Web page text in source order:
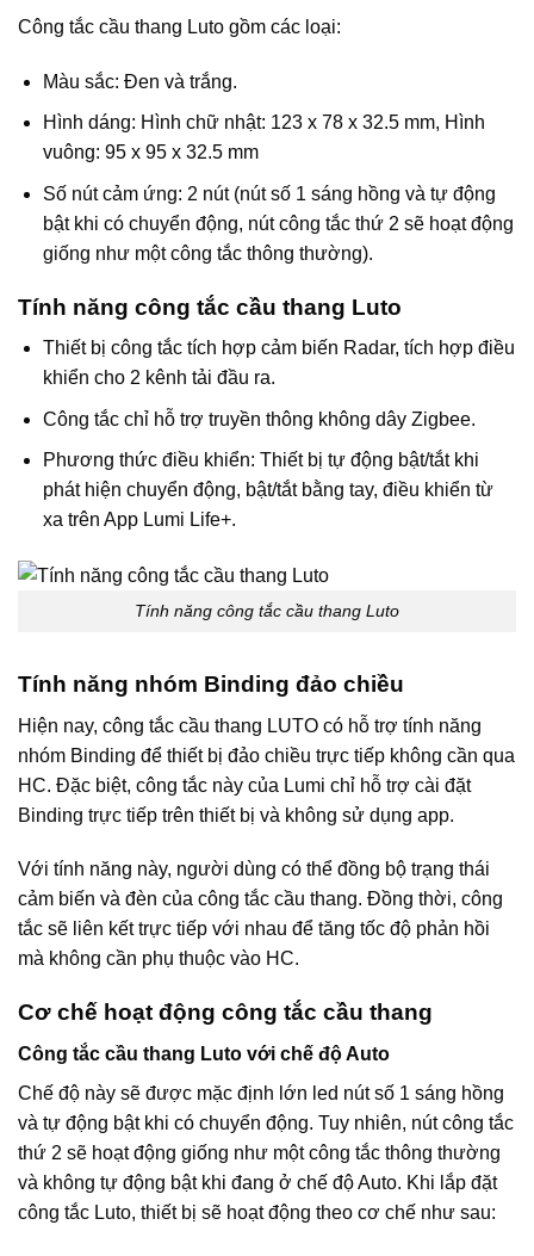
Công tắc cầu thang Luto gồm các loại:
Màu sắc: Đen và trắng.
Hình dáng: Hình chữ nhật: 123 x 78 x 32.5 mm, Hình
vuông: 95 x 95 x 32.5 mm
Số nút cảm ứng: 2 nút (nút số 1 sáng hồng và tự động
bật khi có chuyển động, nút công tắc thứ 2 sẽ hoạt động
giống như một công tắc thông thường).
Tính năng công tắc cầu thang Luto
Thiết bị công tắc tích hợp cảm biến Radar, tích hợp điều
khiển cho 2 kênh tải đầu ra.
Công tắc chỉ hỗ trợ truyền thông không dây Zigbee.
Phương thức điều khiển: Thiết bị tự động bật/tắt khi
phát hiện chuyển động, bật/tắt bằng tay, điều khiển từ
xa trên App Lumi Life+.
Tính năng công tắc cầu thang Luto
Tính năng nhóm Binding đảo chiều
Hiện nay, công tắc cầu thang LUTO có hỗ trợ tính năng
nhóm Binding để thiết bị đảo chiều trực tiếp không cần qua
HC. Đặc biệt, công tắc này của Lumi chỉ hỗ trợ cài đặt
Binding trực tiếp trên thiết bị và không sử dụng app.
Với tính năng này, người dùng có thể đồng bộ trạng thái
cảm biến và đèn của công tắc cầu thang. Đồng thời, công
tắc sẽ liên kết trực tiếp với nhau để tăng tốc độ phản hồi
mà không cần phụ thuộc vào HC.
Cơ chế hoạt động công tắc cầu thang
Công tắc cầu thang Luto với chế độ Auto
Chế độ này sẽ được mặc định lớn led nút số 1 sáng hồng
và tự động bật khi có chuyển động. Tuy nhiên, nút công tắc
thứ 2 sẽ hoạt động giống như một công tắc thông thường
và không tự động bật khi đang ở chế độ Auto. Khi lắp đặt
công tắc Luto, thiết bị sẽ hoạt động theo cơ chế như sau: